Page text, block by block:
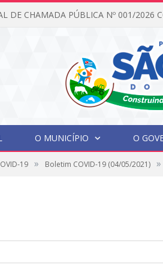
O MUNICÍPIO O
19 » Boletim COVID-19 (04/05/2021) »